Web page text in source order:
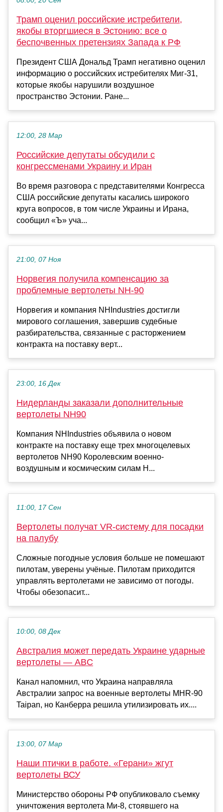
Трамп оценил российские истребители,
якобы вторгшиеся в Эстонию: все о
беспочвенных претензиях Запада к РФ
Президент США Дональд Трамп негативно оценил
информацию о российских истребителях Миг-31,
которые якобы нарушили воздушное
пространство Эстонии. Ране...
12:00, 28 Мар
Российские депутаты обсудили с
конгрессменами Украину и Иран
Во время разговора с представителями Конгресса
США российские депутаты касались широкого
круга вопросов, в том числе Украины и Ирана,
сообщил «Ъ» уча...
21:00, 07 Ноя
Норвегия получила компенсацию за
проблемные вертолеты NH-90
Норвегия и компания NHIndustries достигли
мирового соглашения, завершив судебные
разбирательства, связанные с расторжением
контракта на поставку верт...
23:00, 16 Дек
Нидерланды заказали дополнительные
вертолеты NH90
Компания NHIndustries объявила о новом
контракте на поставку еще трех многоцелевых
вертолетов NH90 Королевским военно-
воздушным и космическим силам Н...
11:00, 17 Сен
Вертолеты получат VR-систему для посадки
на палубу
Сложные погодные условия больше не помешают
пилотам, уверены учёные. Пилотам приходится
управлять вертолетами не зависимо от погоды.
Чтобы обезопасит...
10:00, 08 Дек
Австралия может передать Украине ударные
вертолеты — ABC
Канал напомнил, что Украина направляла
Австралии запрос на военные вертолеты MHR-90
Taipan, но Канберра решила утилизировать их....
13:00, 07 Мар
Наши птички в работе. «Герани» жгут
вертолеты ВСУ
Министерство обороны РФ опубликовало съемку
уничтожения вертолета Ми-8, стоявшего на